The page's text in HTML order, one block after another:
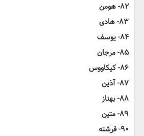
۸۲- هومن
۸۳- هادی
۸۴- یوسف
۸۵- مرجان
۸۶- کیکاووس
۸۷- آذین
۸۸- بهناز
۸۹- متین
۹۰- فرشته